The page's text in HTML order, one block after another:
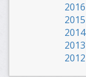
2016
2015
2014
2013
2012